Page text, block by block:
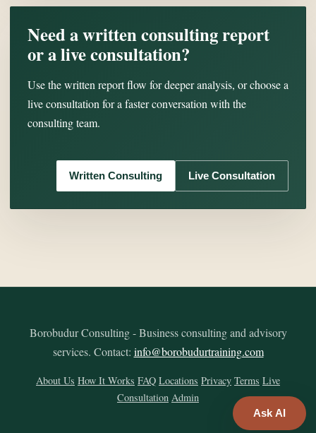
Need a written consulting report
or a live consultation?
Use the written report flow for deeper analysis, or choose a
live consultation for a faster conversation with the
consulting team.
Written Consulting Live Consultation
Borobudur Consulting - Business consulting and advisory
services. Contact: info@borobudurtraining.com
About Us How It Works FAQ Locations Privacy Terms Live
Consultation Admin
Ask AI